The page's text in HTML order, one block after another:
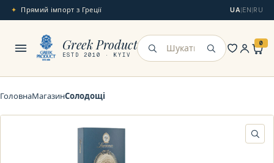
Прямий імпорт з Греції UA|EN|RU
Greek Product
ESTD 2010 · KYIV Шукати
0
ГоловнаМагазинСолодощі